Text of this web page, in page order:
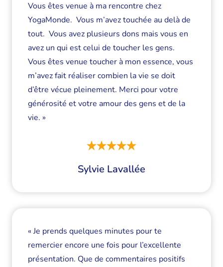
Vous êtes venue à ma rencontre chez
YogaMonde. Vous m’avez touchée au delà de
tout. Vous avez plusieurs dons mais vous en
avez un qui est celui de toucher les gens.
Vous êtes venue toucher à mon essence, vous
m’avez fait réaliser combien la vie se doit
d’être vécue pleinement. Merci pour votre
générosité et votre amour des gens et de la
vie. »
Sylvie Lavallée
« Je prends quelques minutes pour te
remercier encore une fois pour l’excellente
présentation. Que de commentaires positifs